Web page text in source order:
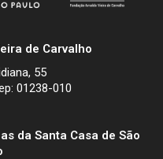
de Carvalho
55
01238-010
da Santa Casa de São